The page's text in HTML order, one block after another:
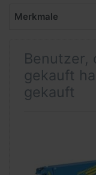
Merkmale
Benutzer,
gekauft
gekauft